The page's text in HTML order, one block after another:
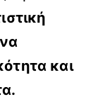
και